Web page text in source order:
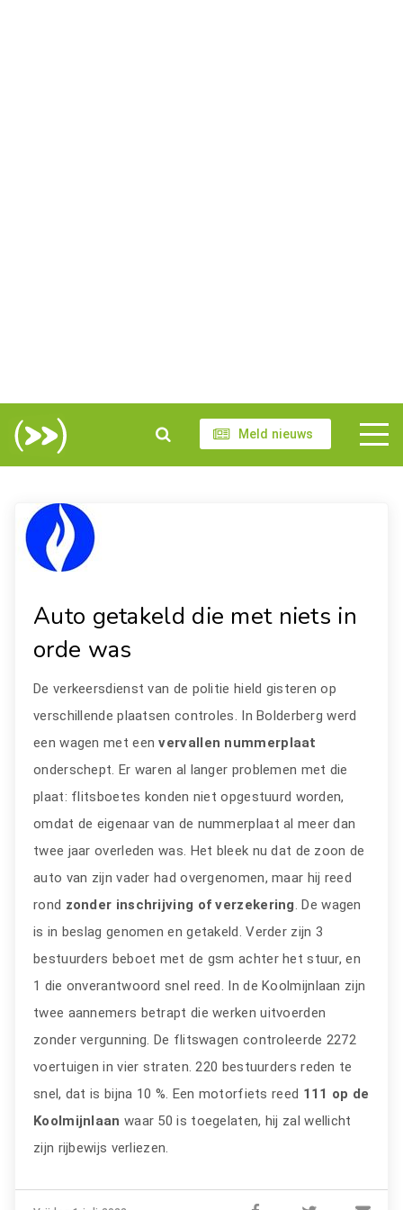
Meld nieuws
Auto getakeld die met niets in
orde was
De verkeersdienst van de politie hield gisteren op
verschillende plaatsen controles. In Bolderberg werd
een wagen met eenvervallen nummerplaat
onderschept. Er waren al langer problemen met die
plaat: flitsboetes konden niet opgestuurd worden,
omdat de eigenaar van de nummerplaat al meer dan
twee jaar overleden was. Het bleek nu dat de zoon de
auto van zijn vader had overgenomen, maar hij reed
rond zonder inschrijving of verzekering. De wagen
is in beslag genomen en getakeld. Verder zijn 3
bestuurders beboet met de gsm achter het stuur, en
1 die onverantwoord snel reed. In de Koolmijnlaan zijn
twee aannemers betrapt die werken uitvoerden
zonder vergunning. De flitswagen controleerde 2272
voertuigen in vier straten. 220 bestuurders reden te
snel, dat is bijna 10 %. Een motorfiets reed 111 op de
Koolmijnlaan waar 50 is toegelaten, hij zal wellicht
zijn rijbewijs verliezen.